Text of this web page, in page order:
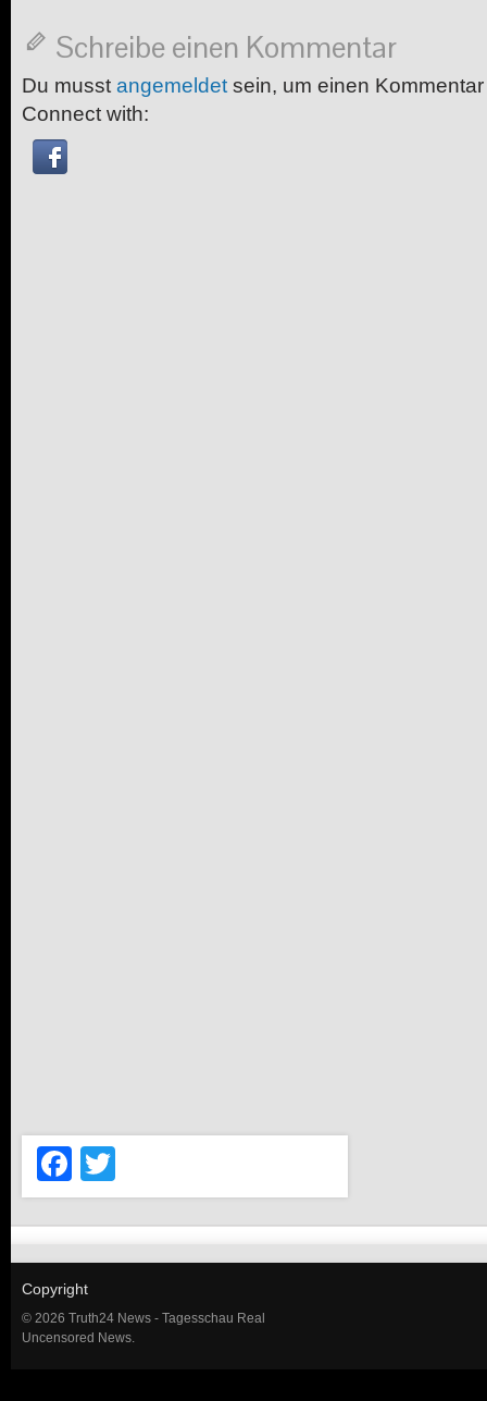
Schreibe einen Kommentar
Du musst angemeldet sein, um einen
Connect with:
Facebook
Copyright
© 2026 Truth24 News - Tagesschau Real
Uncensored News.